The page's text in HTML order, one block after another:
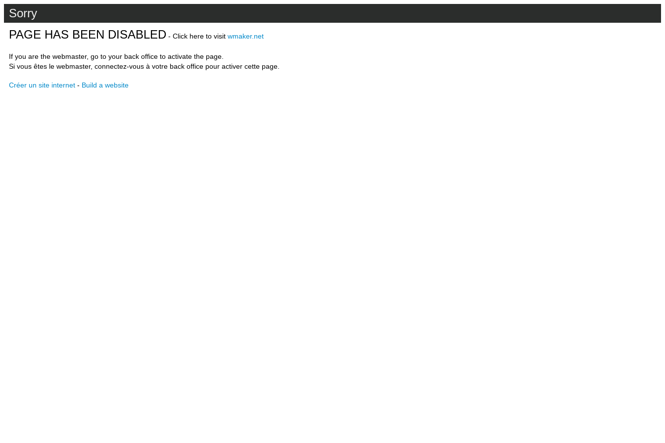
Sorry
PAGE HAS BEEN DISABLED - Click here to visit wmaker.net
If you are the webmaster, go to your back office to activate the page.
Si vous êtes le webmaster, connectez-vous à votre back office pour activer cette page.
Créer un site internet - Build a website